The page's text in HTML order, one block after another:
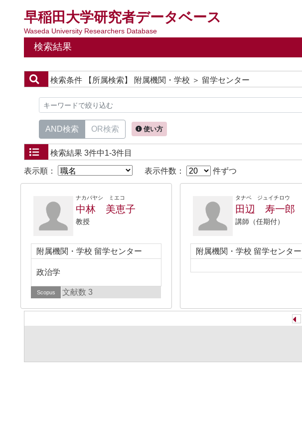
早稲田大学研究者データベース
Waseda University Researchers Database
検索結果
検索条件 【所属検索】 附属機関・学校 ＞ 留学センター
AND検索 OR検索 使い方
検索結果 3件中1-3件目
表示順： 表示件数： 件ずつ
ナカバヤシ ミエコ
中林 美恵子
教授
附属機関・学校 留学センター
政治学
Scopus 文献数 3
タナベ ジュイチロウ
田辺 寿一郎
講師（任期付）
附属機関・学校 留学センター